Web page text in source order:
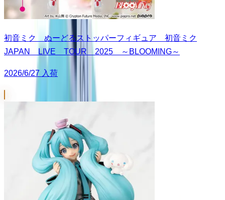
初音ミク ぬーどるストッパーフィギュア 初音ミク
JAPAN LIVE TOUR 2025 ～BLOOMING～
2026/6/27 入荷